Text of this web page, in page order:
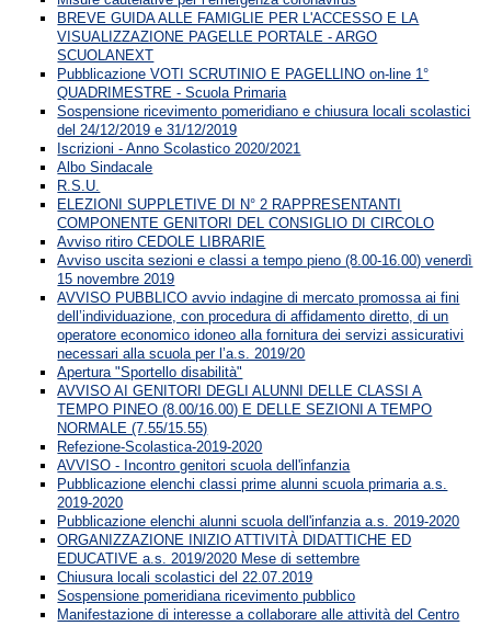
BREVE GUIDA ALLE FAMIGLIE PER L'ACCESSO E LA
VISUALIZZAZIONE PAGELLE PORTALE - ARGO
SCUOLANEXT
Pubblicazione VOTI SCRUTINIO E PAGELLINO on-line 1°
QUADRIMESTRE - Scuola Primaria
Sospensione ricevimento pomeridiano e chiusura locali scolastici
del 24/12/2019 e 31/12/2019
Iscrizioni - Anno Scolastico 2020/2021
Albo Sindacale
R.S.U.
ELEZIONI SUPPLETIVE DI N° 2 RAPPRESENTANTI
COMPONENTE GENITORI DEL CONSIGLIO DI CIRCOLO
Avviso ritiro CEDOLE LIBRARIE
Avviso uscita sezioni e classi a tempo pieno (8.00-16.00) venerdì
15 novembre 2019
AVVISO PUBBLICO avvio indagine di mercato promossa ai fini
dell’individuazione, con procedura di affidamento diretto, di un
operatore economico idoneo alla fornitura dei servizi assicurativi
necessari alla scuola per l’a.s. 2019/20
Apertura "Sportello disabilità"
AVVISO AI GENITORI DEGLI ALUNNI DELLE CLASSI A
TEMPO PINEO (8.00/16.00) E DELLE SEZIONI A TEMPO
NORMALE (7.55/15.55)
Refezione-Scolastica-2019-2020
AVVISO - Incontro genitori scuola dell'infanzia
Pubblicazione elenchi classi prime alunni scuola primaria a.s.
2019-2020
Pubblicazione elenchi alunni scuola dell'infanzia a.s. 2019-2020
ORGANIZZAZIONE INIZIO ATTIVITÀ DIDATTICHE ED
EDUCATIVE a.s. 2019/2020 Mese di settembre
Chiusura locali scolastici del 22.07.2019
Sospensione pomeridiana ricevimento pubblico
Manifestazione di interesse a collaborare alle attività del Centro